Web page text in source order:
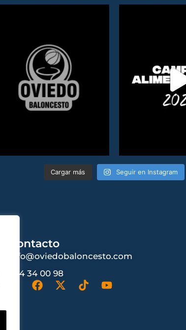
Cargar más Seguir en Instagram
Contacto
info@oviedobaloncesto.com
984 34 00 98